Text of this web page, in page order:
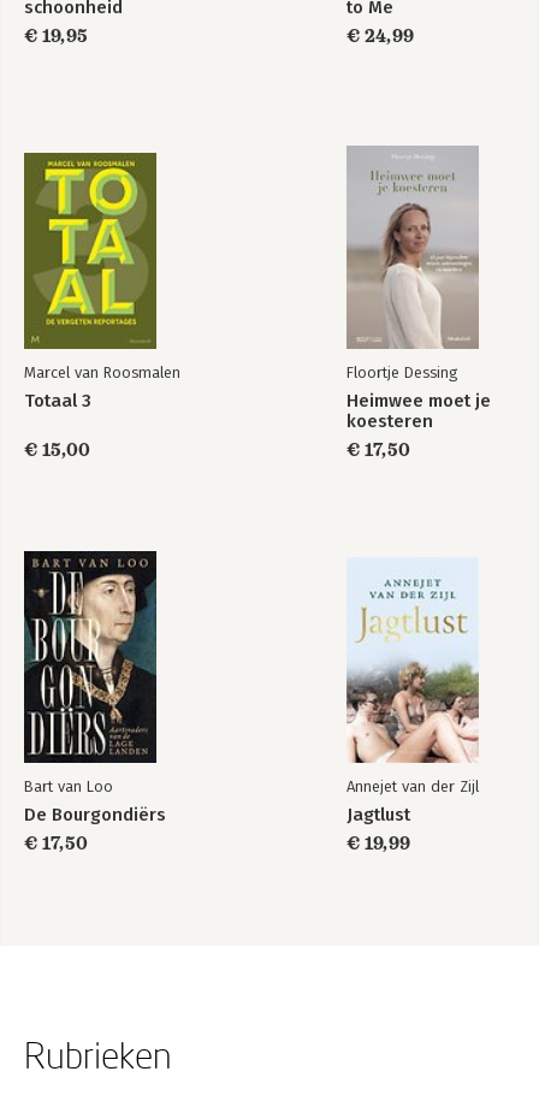
schoonheid
€ 19,95
to Me
€ 24,99
Marcel van Roosmalen
Totaal 3
€ 15,00
Floortje Dessing
Heimwee moet je
koesteren
€ 17,50
Bart van Loo
De Bourgondiërs
€ 17,50
Annejet van der Zijl
Jagtlust
€ 19,99
Rubrieken